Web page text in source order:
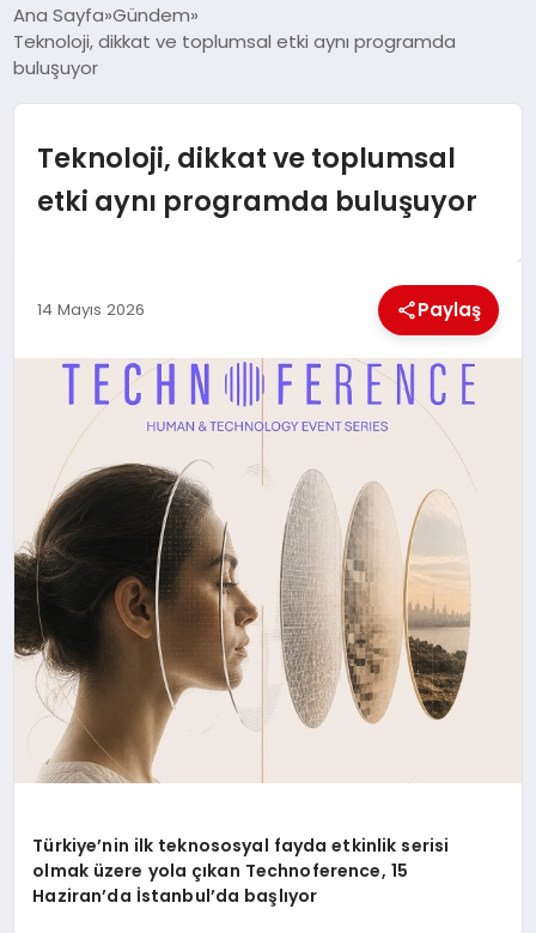
GÜNDEM
DÜNYA
EĞITIM
MAGAZIN
SIYASET
SPOR
TEKNOLOJI
Ana Sayfa Gündem
Teknoloji, dikkat ve toplumsal etki aynı programda
buluşuyor
Teknoloji, dikkat ve toplumsal
etki aynı programda buluşuyor
14 Mayıs 2026 Paylaş
Türkiye’nin ilk teknososyal fayda etkinlik serisi
olmak üzere yola çıkan Technoference, 15
Haziran’da İstanbul’da başlıyor